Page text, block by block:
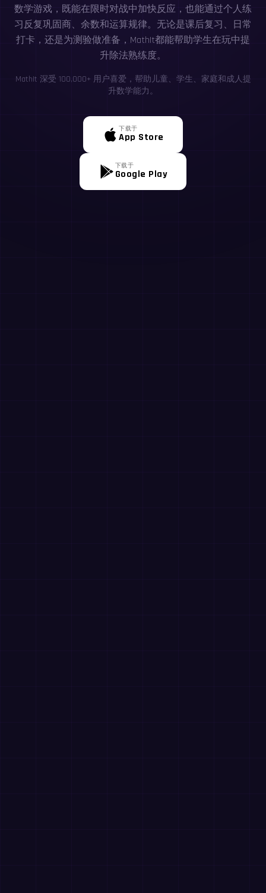
数学游戏，既能在限时对战中加快反应，也能通过个人练
习反复巩固商、余数和运算规律。无论是课后复习、日常
打卡，还是为测验做准备，MathIt都能帮助学生在玩中提
升除法熟练度。
MathIt 深受 100,000+ 用户喜爱，帮助儿童、学生、家庭和成人提
升数学能力。
下载于
App Store
下载于
Google Play